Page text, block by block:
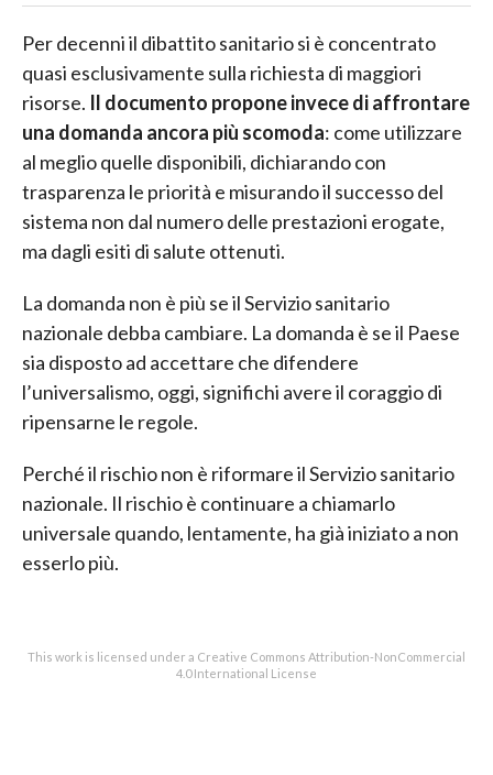
Per decenni il dibattito sanitario si è concentrato
quasi esclusivamente sulla richiesta di maggiori
risorse. Il documento propone invece di affrontare
una domanda ancora più scomoda: come utilizzare
al meglio quelle disponibili, dichiarando con
trasparenza le priorità e misurando il successo del
sistema non dal numero delle prestazioni erogate,
ma dagli esiti di salute ottenuti.
La domanda non è più se il Servizio sanitario
nazionale debba cambiare. La domanda è se il Paese
sia disposto ad accettare che difendere
l’universalismo, oggi, significhi avere il coraggio di
ripensarne le regole.
Perché il rischio non è riformare il Servizio sanitario
nazionale. Il rischio è continuare a chiamarlo
universale quando, lentamente, ha già iniziato a non
esserlo più.
This work is licensed under a Creative Commons Attribution-NonCommercial
4.0 International License